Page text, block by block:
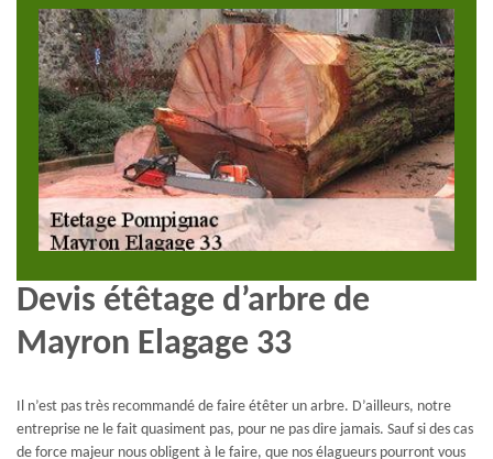
Devis étêtage d’arbre de
Mayron Elagage 33
Il n’est pas très recommandé de faire étêter un arbre. D’ailleurs, notre
entreprise ne le fait quasiment pas, pour ne pas dire jamais. Sauf si des cas
de force majeur nous obligent à le faire, que nos élagueurs pourront vous